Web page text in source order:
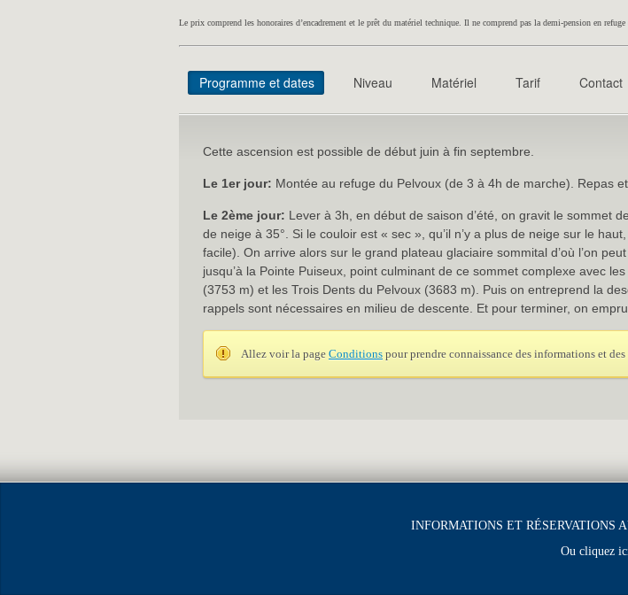
Le prix comprend les honoraires d’encadrement et le prêt du matériel technique. Il ne comprend pas la demi-pension en
Programme et dates Niveau Matériel Tarif Contact
Cette ascension est possible de début juin à fin septembre.
Le 1er jour: Montée au refuge du Pelvoux (de 3 à 4h de marche). Repas
Le 2ème jour: Lever à 3h, en début de saison d’été, on gravit le sommet
de neige à 35°. Si le couloir est « sec », qu’il n’y a plus de neige sur le
facile). On arrive alors sur le grand plateau glaciaire sommital d’où l’on
jusqu’à la Pointe Puiseux, point culminant de ce sommet complexe avec
(3753 m) et les Trois Dents du Pelvoux (3683 m). Puis on entreprend la
rappels sont nécessaires en milieu de descente. Et pour terminer, on
Allez voir la page Conditions pour prendre connaissance des informations et
INFORMATIONS ET RÉSERVATIONS
Ou cliquez